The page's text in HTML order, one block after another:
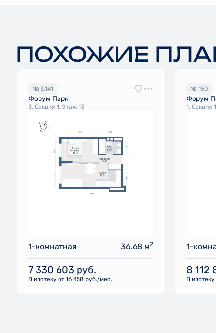
ПОХОЖИЕ
№ 3.141
Форум Парк
3, Секция 1, Этаж 13
1-комнатная 36.68 м2
7 330 603 руб.
В ипотеку от 16 458 руб./мес.
№ 150
Форум
1, Секция
1-
8 112
В